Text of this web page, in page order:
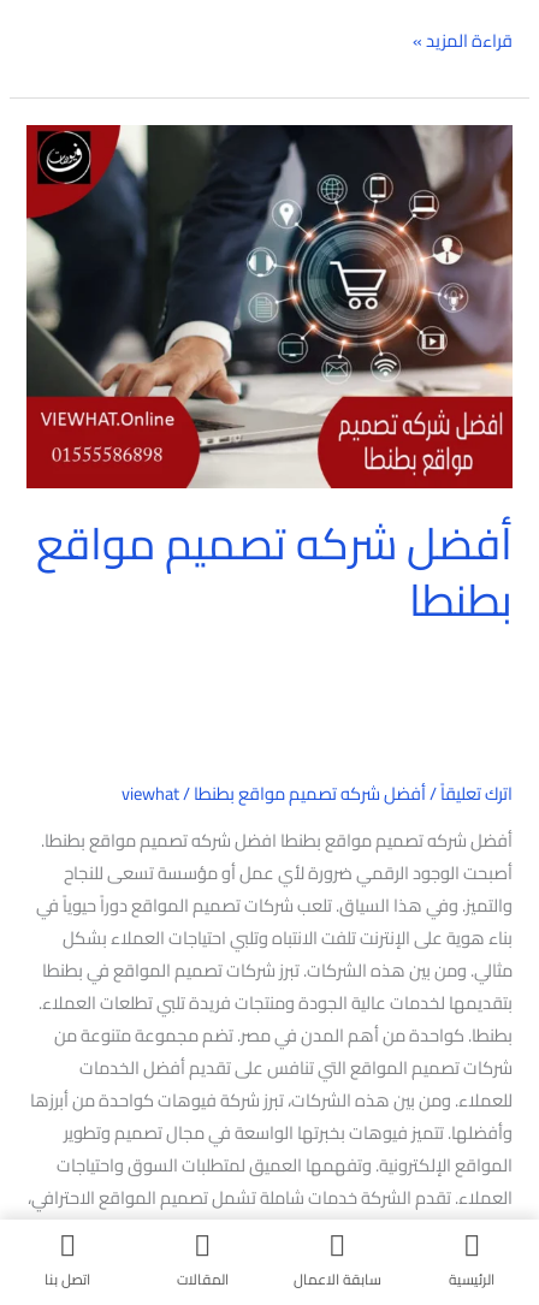
قراءة المزيد »
أفضل شركه تصميم مواقع
بطنطا
اترك تعليقاً/أفضل شركه تصميم مواقع بطنطا/
viewhat
أفضل شركه تصميم مواقع بطنطا افضل شركه تصميم مواقع بطنطا.
أصبحت الوجود الرقمي ضرورة لأي عمل أو مؤسسة تسعى للنجاح
والتميز. وفي هذا السياق. تلعب شركات تصميم المواقع دوراً حيوياً في
بناء هوية على الإنترنت تلفت الانتباه وتلبي احتياجات العملاء بشكل
مثالي. ومن بين هذه الشركات. تبرز شركات تصميم المواقع في بطنطا
بتقديمها لخدمات عالية الجودة ومنتجات فريدة تلبي تطلعات العملاء.
بطنطا. كواحدة من أهم المدن في مصر. تضم مجموعة متنوعة من
شركات تصميم المواقع التي تنافس على تقديم أفضل الخدمات
للعملاء. ومن بين هذه الشركات، تبرز شركة فيوهات كواحدة من أبرزها
وأفضلها. تتميز فيوهات بخبرتها الواسعة في مجال تصميم وتطوير
المواقع الإلكترونية. وتفهمها العميق لمتطلبات السوق واحتياجات
العملاء. تقدم الشركة خدمات شاملة تشمل تصميم المواقع الاحترافي،
وتطوير الويب، وتحسين محركات البحث (SEO). والتسويق الرقمي.
والدعم الفني المستمر. من خلال هذه المقالة. سنستكشف أسباب
تفوق شركة فيوهات كواحدة من أفضل شركات تصميم المواقع في
أفضل
شركه
تصميم
بطنطا
الرئيسية سابقة الاعمال المقالات اتصل بنا